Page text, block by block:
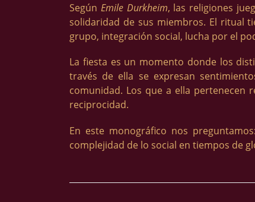
Según Emile Durkheim, las religiones
solidaridad de sus miembros. El ritual
grupo, integración social, lucha por el
La fiesta es un momento donde los
través de ella se expresan
comunidad. Los que a ella pertenecen
reciprocidad.
En este monográfico nos
complejidad de lo social en tiempos de